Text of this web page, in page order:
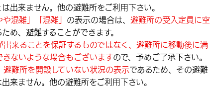
出来ません。他の避難所をご利用下さい。
や混雑」「混雑」 の表示の場合は、 避難所の受入定員に空
ため、避難することができます。
出来ることを保証するものではなく、避難所に移動後に満
きないような場合もございますので、予めご了承下さい。
避難所を開設していない状況の表示であるため、その避難
来ません。他の避難所をご利用下さい。